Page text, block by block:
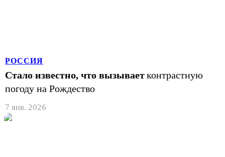
РОССИЯ
Стало известно, что вызываетконтрастную
погоду на Рождество
7 янв. 2026